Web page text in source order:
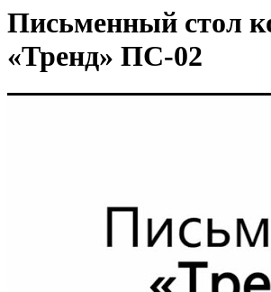
Письменный стол
«Тренд» ПС-02